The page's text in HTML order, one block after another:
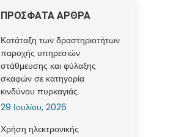
ΠΡΟΣΦΑΤΑ ΑΡΘΡΑ
Κατάταξη των δραστηριοτήτων
παροχής υπηρεσιών
στάθμευσης και φύλαξης
σκαφών σε κατηγορία
κινδύνου πυρκαγιάς
29 Ιουλίου, 2026
Χρήση ηλεκτρονικής